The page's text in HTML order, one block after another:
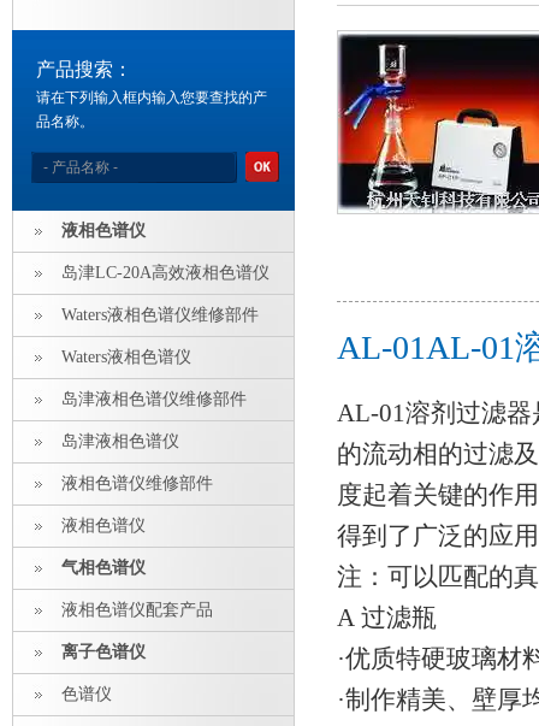
产品搜索：
请在下列输入框内输入您要查找的产
品名称。
液相色谱仪
岛津LC-20A高效液相色谱仪
Waters液相色谱仪维修部件
Waters液相色谱仪
岛津液相色谱仪维修部件
岛津液相色谱仪
液相色谱仪维修部件
液相色谱仪
气相色谱仪
液相色谱仪配套产品
离子色谱仪
色谱仪
AL-01AL-01
AL-01溶剂过滤
的流动相的过滤
度起着关键的作
得到了广泛的
注：可以匹配的
A 过滤瓶
·优质特硬玻璃材
·制作精美、壁厚